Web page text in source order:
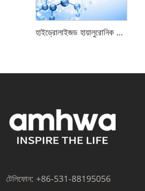
হাইড্রোলাইজড হায়ালুরোনিক অ্যাসিড
টেলিফোন: +86-531-88195056